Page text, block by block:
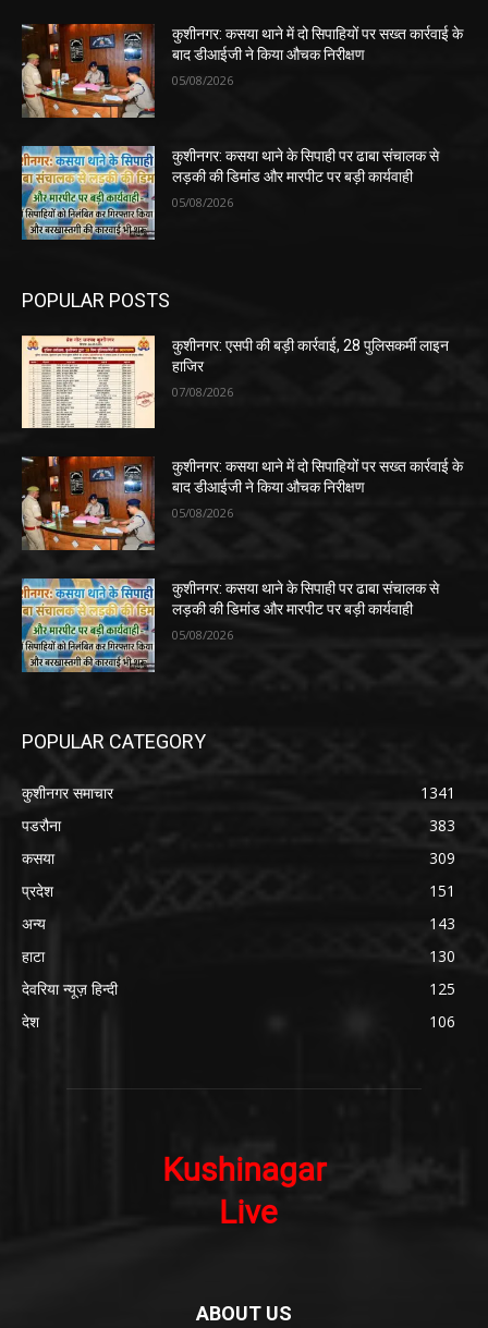
कुशीनगर: कसया थाने में दो सिपाहियों पर सख्त कार्रवाई के
बाद डीआईजी ने किया औचक निरीक्षण
05/08/2026
कुशीनगर: कसया थाने के सिपाही पर ढाबा संचालक से
लड़की की डिमांड और मारपीट पर बड़ी कार्यवाही
05/08/2026
POPULAR POSTS
कुशीनगर: एसपी की बड़ी कार्रवाई, 28 पुलिसकर्मी लाइन
हाजिर
07/08/2026
कुशीनगर: कसया थाने में दो सिपाहियों पर सख्त कार्रवाई के
बाद डीआईजी ने किया औचक निरीक्षण
05/08/2026
कुशीनगर: कसया थाने के सिपाही पर ढाबा संचालक से
लड़की की डिमांड और मारपीट पर बड़ी कार्यवाही
05/08/2026
POPULAR CATEGORY
कुशीनगर समाचार
1341
पडरौना
383
कसया
309
प्रदेश
151
अन्य
143
हाटा
130
देवरिया न्यूज़ हिन्दी
125
देश
106
ABOUT US